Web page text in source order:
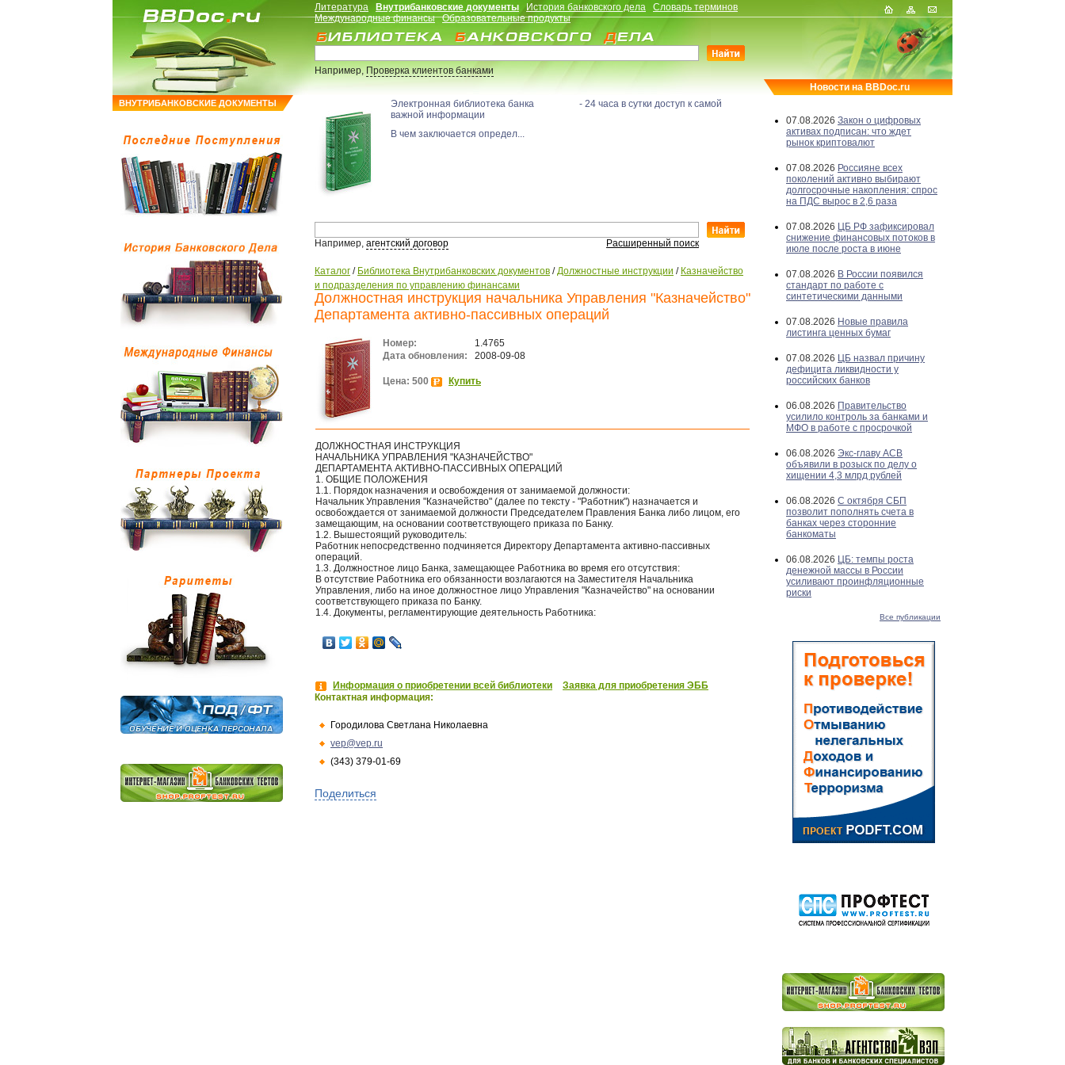
ВНУТРИБАНКОВСКИЕ ДОКУМЕНТЫ
Литература Внутрибанковские документы История банковского дела
Словарь терминов
Международные финансы
Образовательные продукты
Например,Проверка клиентов банками
Электронная библиотека банка - 24 часа в сутки доступ к самой
важной информации
В чем заключается определ...
Например, агентский договор Расширенный поиск
Каталог / Библиотека Внутрибанковских документов /Должностные инструкции / Казначейство
и подразделения по управлению финансами
Должностная инструкция начальника Управления "Казначейство"
Департамента активно-пассивных операций
Номер:
1.4765
Дата обновления:
2008-09-08
Цена: 500 Купить
ДОЛЖНОСТНАЯ ИНСТРУКЦИЯ
НАЧАЛЬНИКА УПРАВЛЕНИЯ "КАЗНАЧЕЙСТВО"
ДЕПАРТАМЕНТА АКТИВНО-ПАССИВНЫХ ОПЕРАЦИЙ
1. ОБЩИЕ ПОЛОЖЕНИЯ
1.1. Порядок назначения и освобождения от занимаемой должности:
Начальник Управления "Казначейство" (далее по тексту - "Работник") назначается и
освобождается от занимаемой должности Председателем Правления Банка либо лицом, его
замещающим, на основании соответствующего приказа по Банку.
1.2. Вышестоящий руководитель:
Работник непосредственно подчиняется Директору Департамента активно-пассивных
операций.
1.3. Должностное лицо Банка, замещающее Работника во время его отсутствия:
В отсутствие Работника его обязанности возлагаются на Заместителя Начальника
Управления, либо на иное должностное лицо Управления "Казначейство" на основании
соответствующего приказа по Банку.
1.4. Документы, регламентирующие деятельность Работника:
Информация о приобретении всей библиотеки
Заявка для приобретения ЭББ
Контактная информация:
Городилова Светлана Николаевна
vep@vep.ru
(343) 379-01-69
Поделиться
Новости на BBDoc.ru
07.08.2026 Закон о цифровых
активах подписан: что ждет
рынок криптовалют
07.08.2026 Россияне всех
поколений активно выбирают
долгосрочные накопления: спрос
на ПДС вырос в 2,6 раза
07.08.2026 ЦБ РФ зафиксировал
снижение финансовых потоков в
июле после роста в июне
07.08.2026 В России появился
стандарт по работе с
синтетическими данными
07.08.2026 Новые правила
листинга ценных бумаг
07.08.2026 ЦБ назвал причину
дефицита ликвидности у
российских банков
06.08.2026 Правительство
усилило контроль за банками и
МФО в работе с просрочкой
06.08.2026 Экс-главу АСВ
объявили в розыск по делу о
хищении 4,3 млрд рублей
06.08.2026 С октября СБП
позволит пополнять счета в
банках через сторонние
банкоматы
06.08.2026 ЦБ: темпы роста
денежной массы в России
усиливают проинфляционные
риски
Все публикации